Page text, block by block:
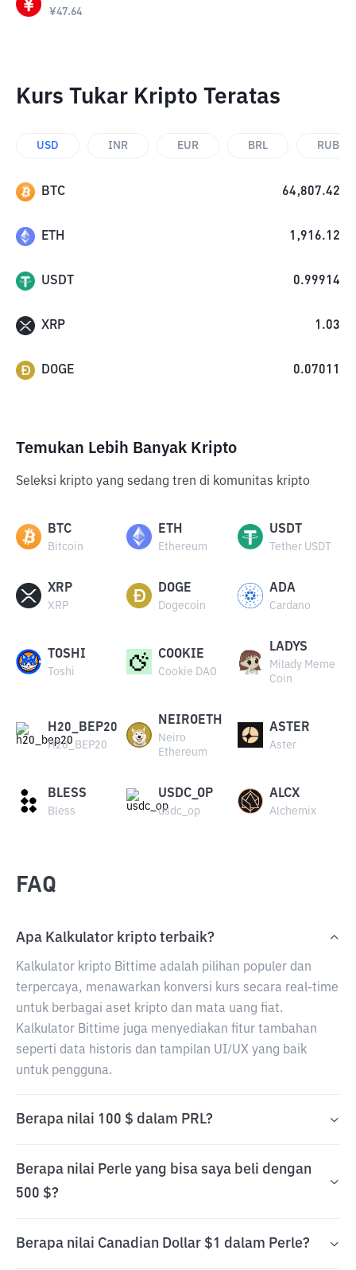
¥47.64
Kurs Tukar Kripto Teratas
USD INR EUR BRL RUB
BTC 64,807.42
ETH 1,916.12
USDT 0.99914
XRP 1.03
DOGE 0.07011
Temukan Lebih Banyak Kripto
Seleksi kripto yang sedang tren di komunitas kripto
BTC
Bitcoin
ETH
Ethereum
USDT
Tether USDT
XRP
XRP
DOGE
Dogecoin
ADA
Cardano
TOSHI
Toshi
COOKIE
Cookie DAO
LADYS
Milady Meme
Coin
H20_BEP20
H20_BEP20
NEIROETH
Neiro
Ethereum
ASTER
Aster
BLESS
Bless
USDC_OP
usdc_op
ALCX
Alchemix
FAQ
Apa Kalkulator kripto terbaik?
Kalkulator kripto Bittime adalah pilihan populer dan
terpercaya, menawarkan konversi kurs secara real-time
untuk berbagai aset kripto dan mata uang fiat.
Kalkulator Bittime juga menyediakan fitur tambahan
seperti data historis dan tampilan UI/UX yang baik
untuk pengguna.
Berapa nilai 100 $ dalam PRL?
Berapa nilai Perle yang bisa saya beli dengan
500 $?
Berapa nilai Canadian Dollar $1 dalam Perle?